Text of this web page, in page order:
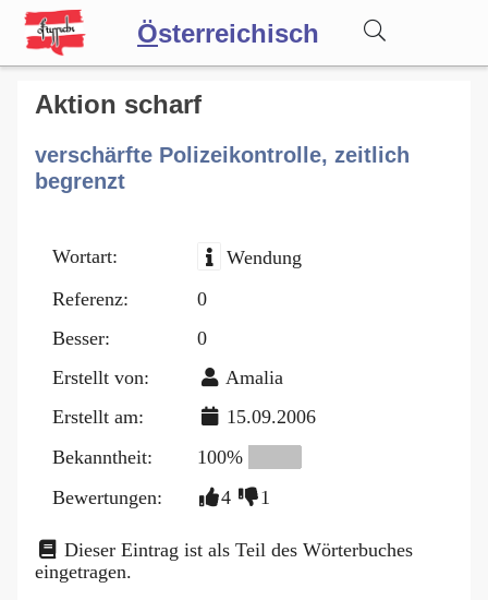
Österreichisch
Wörterbuch
Forum
Aktion scharf
verschärfte Polizeikontrolle, zeitlich
begrenzt
Wortart:
Wendung
Referenz:
0
Besser:
0
Erstellt von:
Amalia
Erstellt am:
15.09.2006
Bekanntheit:
100%
Bewertungen:
4 1
Dieser Eintrag ist als Teil des Wörterbuches
eingetragen.